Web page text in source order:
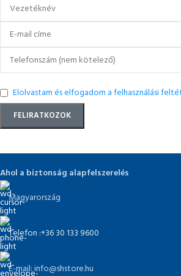
Elolvastam és elfogadom a felhasználási
Ahol a biztonság alapfelszerelés
Magyarország
Telefon :+36 30 133 9600
E-mail: info@shstore.hu